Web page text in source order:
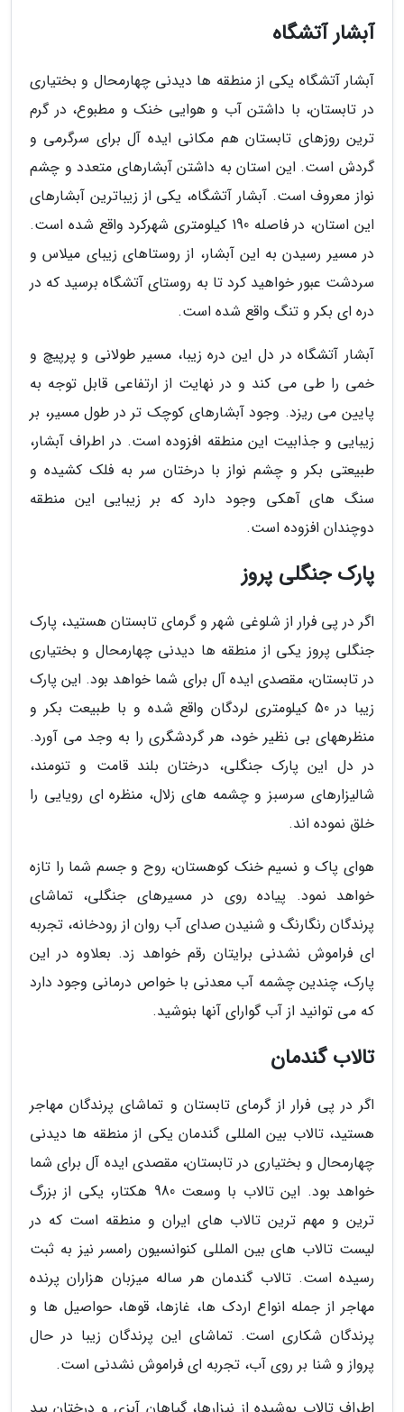
آبشار آتشگاه
آبشار آتشگاه یکی از منطقه ها دیدنی چهارمحال و بختیاری
در تابستان، با داشتن آب و هوایی خنک و مطبوع، در گرم
ترین روزهای تابستان هم مکانی ایده آل برای سرگرمی و
گردش است. این استان به داشتن آبشارهای متعدد و چشم
نواز معروف است. آبشار آتشگاه، یکی از زیباترین آبشارهای
این استان، در فاصله 190 کیلومتری شهرکرد واقع شده است.
در مسیر رسیدن به این آبشار، از روستاهای زیبای میلاس و
سردشت عبور خواهید کرد تا به روستای آتشگاه برسید که در
دره ای بکر و تنگ واقع شده است.
آبشار آتشگاه در دل این دره زیبا، مسیر طولانی و پرپیچ و
خمی را طی می کند و در نهایت از ارتفاعی قابل توجه به
پایین می ریزد. وجود آبشارهای کوچک تر در طول مسیر، بر
زیبایی و جذابیت این منطقه افزوده است. در اطراف آبشار،
طبیعتی بکر و چشم نواز با درختان سر به فلک کشیده و
سنگ های آهکی وجود دارد که بر زیبایی این منطقه
دوچندان افزوده است.
پارک جنگلی پروز
اگر در پی فرار از شلوغی شهر و گرمای تابستان هستید، پارک
جنگلی پروز یکی از منطقه ها دیدنی چهارمحال و بختیاری
در تابستان، مقصدی ایده آل برای شما خواهد بود. این پارک
زیبا در 50 کیلومتری لردگان واقع شده و با طبیعت بکر و
منظرههای بی نظیر خود، هر گردشگری را به وجد می آورد.
در دل این پارک جنگلی، درختان بلند قامت و تنومند،
شالیزارهای سرسبز و چشمه های زلال، منظره ای رویایی را
خلق نموده اند.
هوای پاک و نسیم خنک کوهستان، روح و جسم شما را تازه
خواهد نمود. پیاده روی در مسیرهای جنگلی، تماشای
پرندگان رنگارنگ و شنیدن صدای آب روان از رودخانه، تجربه
ای فراموش نشدنی برایتان رقم خواهد زد. بعلاوه در این
پارک، چندین چشمه آب معدنی با خواص درمانی وجود دارد
که می توانید از آب گوارای آنها بنوشید.
تالاب گندمان
اگر در پی فرار از گرمای تابستان و تماشای پرندگان مهاجر
هستید، تالاب بین المللی گندمان یکی از منطقه ها دیدنی
چهارمحال و بختیاری در تابستان، مقصدی ایده آل برای شما
خواهد بود. این تالاب با وسعت 980 هکتار، یکی از بزرگ
ترین و مهم ترین تالاب های ایران و منطقه است که در
لیست تالاب های بین المللی کنوانسیون رامسر نیز به ثبت
رسیده است. تالاب گندمان هر ساله میزبان هزاران پرنده
مهاجر از جمله انواع اردک ها، غازها، قوها، حواصیل ها و
پرندگان شکاری است. تماشای این پرندگان زیبا در حال
پرواز و شنا بر روی آب، تجربه ای فراموش نشدنی است.